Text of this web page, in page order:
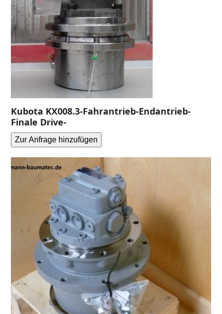
Kubota KX008.3-Fahrantrieb-Endantrieb-
Finale Drive-
Zur Anfrage hinzufügen